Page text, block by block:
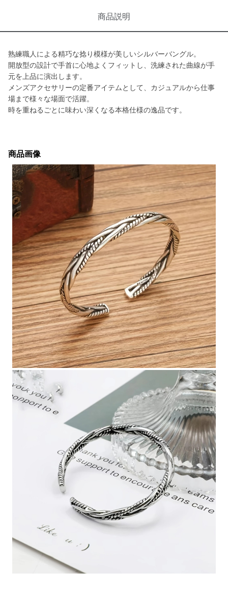
商品説明
熟練職人による精巧な捻り模様が美しいシルバーバングル。
開放型の設計で手首に心地よくフィットし、洗練された曲線が手
元を上品に演出します。
メンズアクセサリーの定番アイテムとして、カジュアルから仕事
場まで様々な場面で活躍。
時を重ねるごとに味わい深くなる本格仕様の逸品です。
商品画像